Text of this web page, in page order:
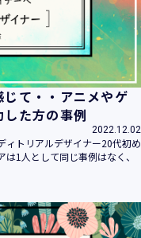
て・・アニメやゲ
た方の事例
2022.12.02
ィトリアルデザイナー20代初め
1人として同じ事例はなく、